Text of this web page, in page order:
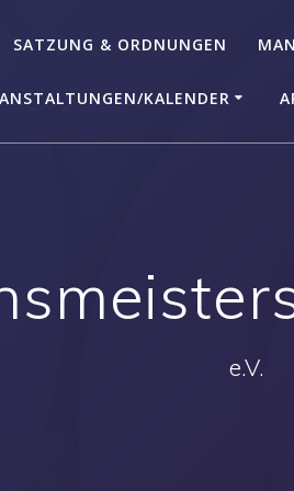
SATZUNG & ORDNUNGEN
KALENDER
e.V.